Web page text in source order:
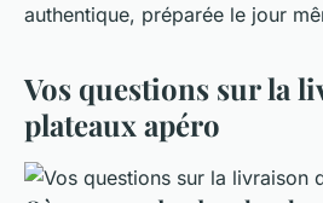
authentique, préparée le jour
Vos questions sur la
plateaux apéro